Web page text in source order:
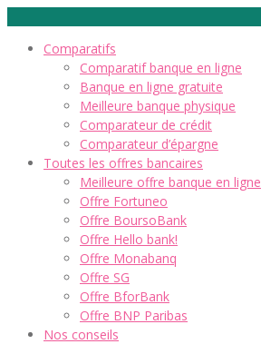
Comparatifs
Comparatif banque en ligne
Banque en ligne gratuite
Meilleure banque physique
Comparateur de crédit
Comparateur d’épargne
Toutes les offres bancaires
Meilleure offre banque en ligne
Offre Fortuneo
Offre BoursoBank
Offre Hello bank!
Offre Monabanq
Offre SG
Offre BforBank
Offre BNP Paribas
Nos conseils